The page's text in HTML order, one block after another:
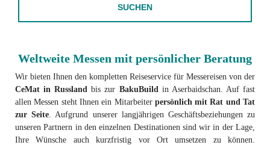
SUCHEN
Weltweite Messen mit persönlicher Beratung
Wir bieten Ihnen den kompletten Reiseservice für Messereisen von der
CeMat in Russland bis zur BakuBuildin Aserbaidschan. Auf fast
allen Messen steht Ihnen ein Mitarbeiter persönlich mit Rat und Tat
zur Seite. Aufgrund unserer langjährigen Geschäftsbeziehungen zu
unseren Partnern in den einzelnen Destinationen sind wir in der Lage,
Ihre Wünsche auch kurzfristig vor Ort umsetzen zu können.